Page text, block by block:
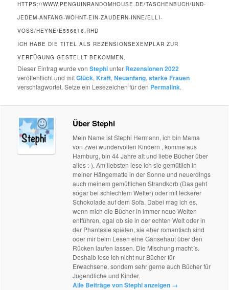
HTTPS://WWW.PENGUINRANDOMHOUSE.DE/TASCHENBUCH/UND-
JEDEM-ANFANG-WOHNT-EIN-ZAUDERN-INNE/ELLI-
VOSS/HEYNE/E556616.RHD
ICH HABE DIE TITEL ALS REZENSIONSEXEMPLAR ZUR
VERFÜGUNG GESTELLT BEKOMMEN.
Dieser Eintrag wurde vonStephiunter Rezensionen 2022
veröffentlicht und mitGlück, Kraft,Neuanfang,starke Frauen
verschlagwortet. Setze ein Lesezeichen für den Permalink.
Über Stephi
Mein Name ist Stephi Hermann, ich bin Mama
von zwei wundervollen Kindern , komme aus
Hamburg, bin 44 Jahre alt und liebe Bücher über
alles :-). Am liebsten lese ich sie gemütlich in
meiner Hängematte in der Sonne und neuerdings
auch meinem gemütlichen Strandkorb (Das geht
sogar bei schlechtem Wetter) oder mit leckerer
Schokolade auf dem Sofa. Dabei mag ich es,
wenn mich die Bücher in immer neue Welten
entführen, egal ob sie in der echten Welt oder in
der Phantasie spielen, sie eher romantisch sind
oder mir beim Lesen eine Gänsehaut über den
Rücken laufen lassen. Die Mischung macht´s.
Deshalb lese ich nicht nur Bücher für
Erwachsene, sondern sehr gerne auch Bücher für
Jugendliche und Kinder.
Alle Beiträge von Stephi anzeigen →